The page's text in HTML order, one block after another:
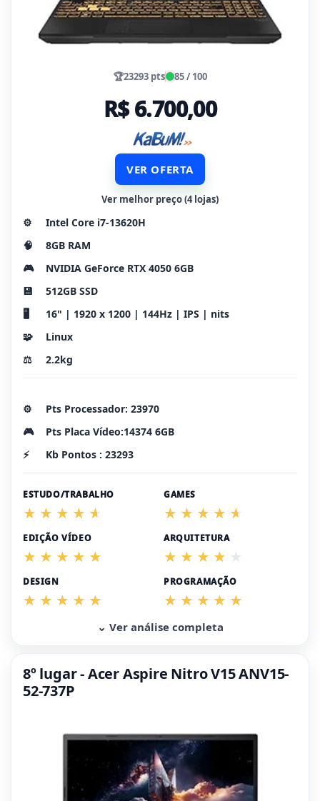
🏆23293 pts 85 / 100
R$ 6.700,00
VER OFERTA
Ver melhor preço (4 lojas)
⚙️
Intel Core i7-13620H
🧠
8GB RAM
🎮
NVIDIA GeForce RTX 4050 6GB
💾
512GB SSD
🖥️
16" | 1920 x 1200 | 144Hz | IPS | nits
🧩
Linux
⚖️
2.2kg
⚙️
Pts Processador: 23970
🎮
Pts Placa Vídeo:14374 6GB
⚡
Kb Pontos : 23293
ESTUDO/TRABALHO GAMES
EDIÇÃO VÍDEO ARQUITETURA
DESIGN PROGRAMAÇÃO
⌄ Ver análise completa
8º lugar - Acer Aspire Nitro V15 ANV15-
52-737P